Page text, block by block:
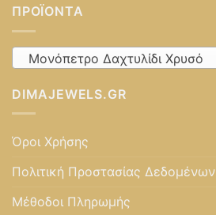
ΠΡΟΪΌΝΤΑ
Μονόπετρο Δαχτυλίδι Χρυσό
DIMAJEWELS.GR
Όροι Χρήσης
Πολιτική Προστασίας Δεδομένων
Μέθοδοι Πληρωμής